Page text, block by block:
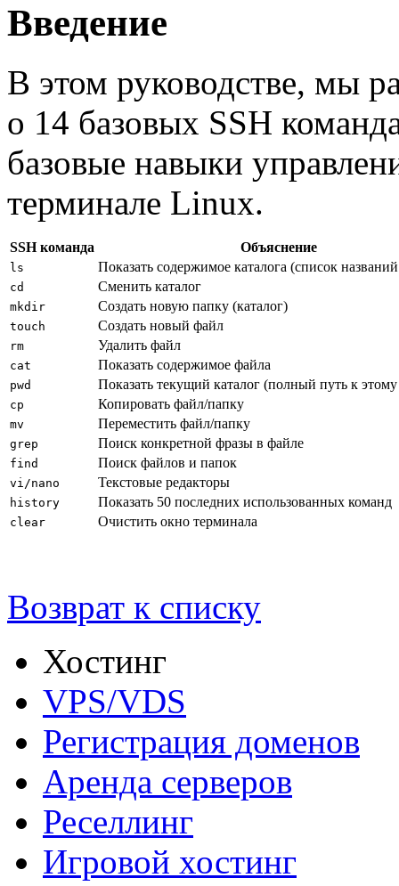
Введение
В этом руководстве, мы
о 14 базовых SSH
базовые навыки
терминале Linux.
SSH команда Объяснение
ls Показать содержимое каталога (список
cd Сменить каталог
mkdir Создать новую папку (каталог)
touch Создать новый файл
rm Удалить файл
cat Показать содержимое файла
pwd Показать текущий каталог (полный путь к этому
cp Копировать файл/папку
mv Переместить файл/папку
grep Поиск конкретной фразы в файле
find Поиск файлов и папок
vi/nano Текстовые редакторы
history Показать 50 последних использованных команд
clear Очистить окно терминала
Возврат к списку
Хостинг
VPS/VDS
Регистрация доменов
Аренда серверов
Реселлинг
Игровой хостинг